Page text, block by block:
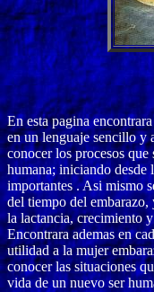
En esta pagina
en un lenguaje sencillo y
conocer los procesos
humana; iniciando desde
importantes . Asi mismo
del tiempo del embarazo,
la lactancia, crecimiento
Encontrara ademas en
utilidad a la mujer
conocer las situaciones
vida de un nuevo ser